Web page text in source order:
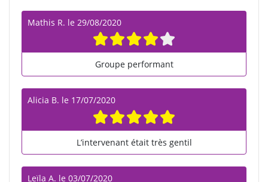
Mathis R. le 29/08/2020
Groupe performant
Alicia B. le 17/07/2020
L’intervenant était très gentil
Leïla A. le 03/07/2020